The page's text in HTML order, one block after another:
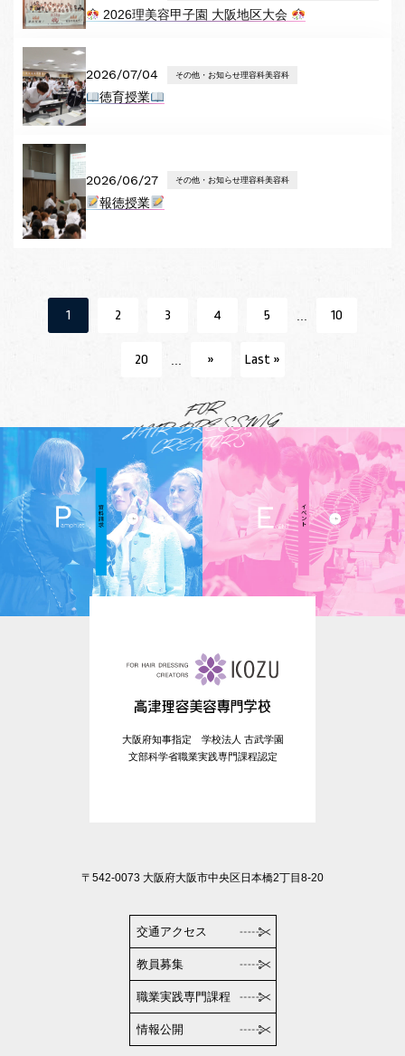
2026理美容甲子園 大阪地区大会
2026/07/04 その他・お知らせ理容科美容科
徳育授業
2026/06/27 その他・お知らせ理容科美容科
報徳授業
1 2 3 4 5 10
20 » Last »
大阪府知事指定 学校法人 古武学園
文部科学省職業実践専門課程認定
〒542-0073 大阪府大阪市中央区日本橋2丁目8-20
交通アクセス
教員募集
職業実践専門課程
情報公開